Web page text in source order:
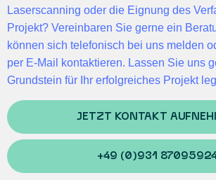
Laserscanning oder die Eignung des
Projekt? Vereinbaren Sie gerne ein
können sich telefonisch bei uns melden
per E-Mail kontaktieren. Lassen Sie uns
Grundstein für Ihr erfolgreiches Projekt
JETZT KONTAKT
+49 (0)931